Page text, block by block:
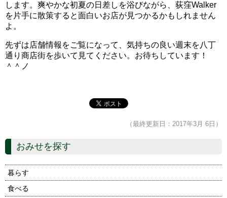
します。爽やかな初夏の日差しを浴びながら、荻窪Walker
を片手に散策すると面白いお店が見つかるかもしれません
よ。
先ずは店舗情報をご覧になって、気持ちの良い週末を八丁
通り商店街を歩いて見てください。お待ちしています！
＾＾ノ
（最終更新日：2017年3月 6日）
おみせを探す
暮らす
食べる